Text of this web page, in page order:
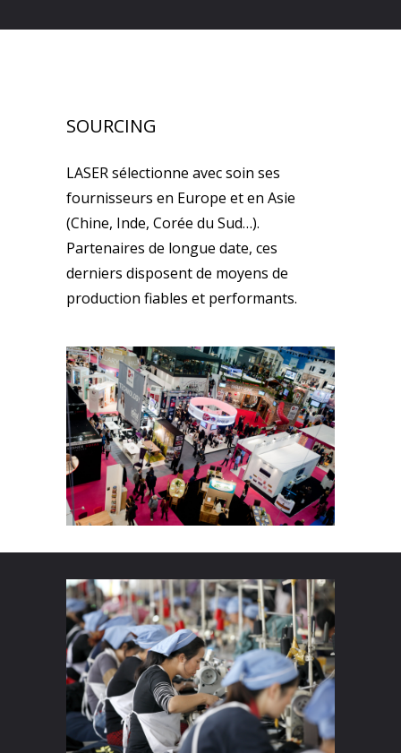
SOURCING
LASER sélectionne avec soin ses
fournisseurs en Europe et en Asie
(Chine, Inde, Corée du Sud…).
Partenaires de longue date, ces
derniers disposent de moyens de
production fiables et performants.